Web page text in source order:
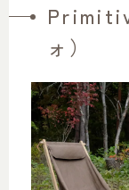
ォ）